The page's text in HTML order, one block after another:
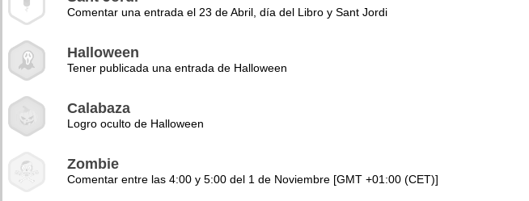
Comentar una entrada el 23 de Abril, día del Libro y Sant Jordi
Halloween
Tener publicada una entrada de Halloween
Calabaza
Logro oculto de Halloween
Zombie
Comentar entre las 4:00 y 5:00 del 1 de Noviembre [GMT +01:00 (CET)]